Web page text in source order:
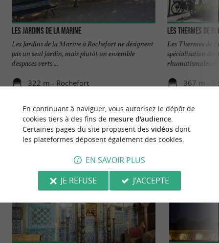
Les jardins de la marine
Les Jardins de la Marine à Rochefort ne désignent
pas un seul jardin, mais plutôt un ensemble
d'espaces verts ...
322 m - Rochefort
Les Thermes de
Les Thermes de
spécialisation
rhumatismales et
367 m -
NOUS AVONS TESTÉPOUR VOUS
En continuant à naviguer, vous autorisez le dépôt de
cookies tiers à des fins de mesure d'audience.
Certaines pages du site proposent des vidéosdont
les plateformes déposent également des cookies.
EN SAVOIR PLUS
JE REFUSE
J'ACCEPTE